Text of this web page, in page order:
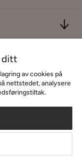
Nordic AB
ditt
av cookies på
nettstedet, analysere